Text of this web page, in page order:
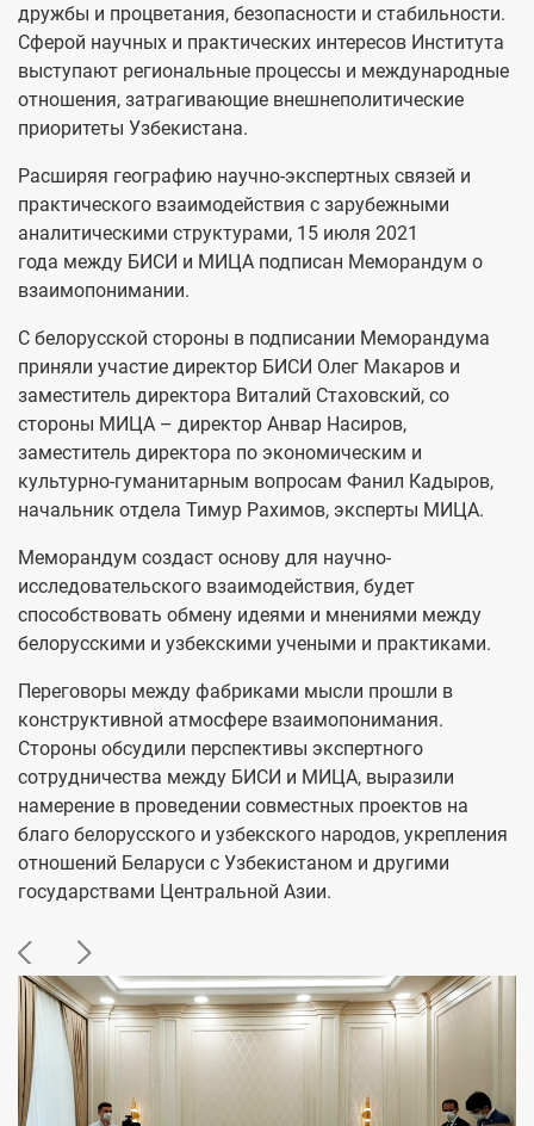
дружбы и процветания, безопасности и стабильности.
Сферой научных и практических интересов Института
выступают региональные процессы и международные
отношения, затрагивающие внешнеполитические
приоритеты Узбекистана.
Расширяя географию научно-экспертных связей и
практического взаимодействия с зарубежными
аналитическими структурами, 15 июля 2021
года между БИСИ и МИЦА подписан Меморандум о
взаимопонимании.
С белорусской стороны в подписании Меморандума
приняли участие директор БИСИ Олег Макаров и
заместитель директора Виталий Стаховский, со
стороны МИЦА – директор Анвар Насиров,
заместитель директора по экономическим и
культурно-гуманитарным вопросам Фанил Кадыров,
начальник отдела Тимур Рахимов, эксперты МИЦА.
Меморандум создаст основу для научно-
исследовательского взаимодействия, будет
способствовать обмену идеями и мнениями между
белорусскими и узбекскими учеными и практиками.
Переговоры между фабриками мысли прошли в
конструктивной атмосфере взаимопонимания.
Стороны обсудили перспективы экспертного
сотрудничества между БИСИ и МИЦА, выразили
намерение в проведении совместных проектов на
благо белорусского и узбекского народов, укрепления
отношений Беларуси с Узбекистаном и другими
государствами Центральной Азии.